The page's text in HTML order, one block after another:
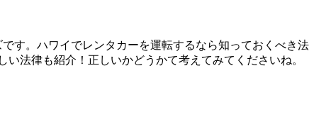
す。ハワイでレンタカーを運転するなら知っておくべき法
い法律も紹介！正しいかどうかて考えてみてくださいね。